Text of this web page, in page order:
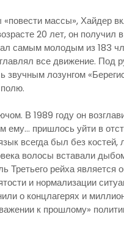
массы», Хайдер
20 лет, он
самым молодым из 183
все движение. Под
звучным лозунгом
В 1989 году он
ему… пришлось уйти в
всегда был без костей,
волосы вставали
Третьего рейха
и нормализации
о концлагерях и
к прошлому»